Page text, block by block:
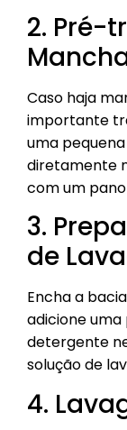
2. Pré-
Caso haja
importante
uma
diretamente
com um
3.
de
Encha a
adicione
detergente
solução de
4.